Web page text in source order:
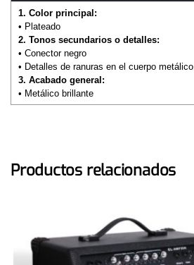
1. Color principal:
• Plateado
2. Tonos secundarios o detalles:
• Conector negro
• Detalles de ranuras en el cuerpo metálico
3. Acabado general:
• Metálico brillante
Productos relacionados